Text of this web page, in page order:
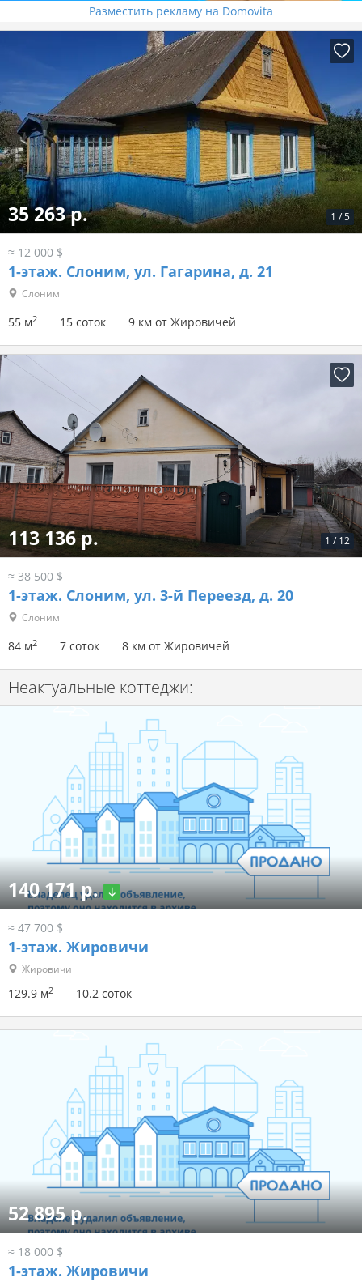
Разместить рекламу на Domovita
1 /5
35 263 р.
≈ 12 000 $
1-этаж. Слоним, ул. Гагарина, д. 21
Слоним
55 м2 15 соток 9 км от Жировичей
1 / 12
113 136 р.
≈ 38 500 $
1-этаж. Слоним, ул. 3-й Переезд, д. 20
Слоним
84 м2 7 соток 8 км от Жировичей
Неактуальные коттеджи:
140 171 р.
≈ 47 700 $
1-этаж. Жировичи
Жировичи
129.9 м2 10.2 соток
52 895 р.
≈ 18 000 $
1-этаж. Жировичи